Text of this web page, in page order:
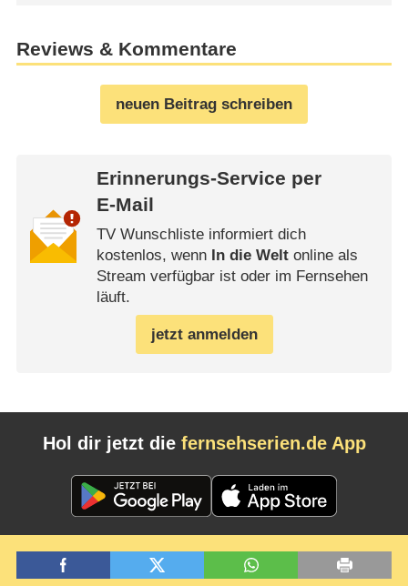
Reviews & Kommentare
neuen Beitrag schreiben
Erinnerungs-Service per
E-Mail
TV Wunschliste informiert dich
kostenlos, wenn In die Weltonline als
Stream verfügbar ist oder im Fernsehen
läuft.
jetzt anmelden
Hol dir jetzt die fernsehserien.de App